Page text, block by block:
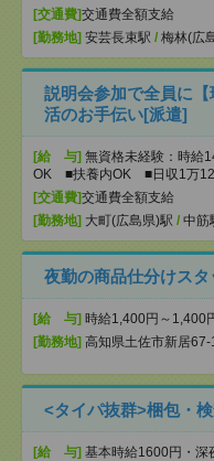
[交通費]交通費全額支給
[勤務地] 安芸長束駅 / 梅林(広
説明会参加で全員に
活のお手伝い[派遣]
[給 与] 無資格未経験：時
OK ■扶養内OK ■日収1万
[交通費]交通費全額支給
[勤務地] 大町(広島県)駅 / 中筋
夜勤の商品仕分けス
[給 与] 時給1,400円～1,400
[勤務地] 高知県土佐市新居67-
<タイパ抜群>梱包・
[給 与] 基本時給1600円・